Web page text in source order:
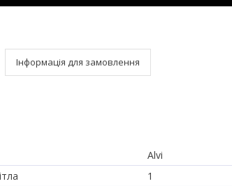
Інформація для замовлення
Alvi
1